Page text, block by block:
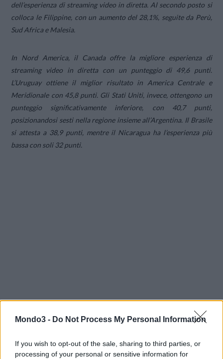
Mondo3 - Do Not Process My Personal Information
If you wish to opt-out of the sale, sharing to third parties, or
processing of your personal or sensitive information for
dell’esperienza di streaming video in diretta. Al secondo posto si
colloca le Filippine, con un aumento del 28,1%, seguite da Perù,
Sud Africa e Malesia.
In Nord America, il Canada offre la migliore esperienza di
streaming video in diretta con un punteggio di 49,6 punti.
L’Uruguay ottiene il miglior risultato in America Centrale e
Meridionale con 45,8 punti. Gli Stati Uniti, invece, ottengono un
punteggio significativamente inferiore, con 40,7 punti,
posizionandosi sesti nella regione insieme all’Argentina. Il Brasile
si attesta a 38,9 punti, mentre il Nicaragua ha l’esperienza più
bassa con soli 32 punti.